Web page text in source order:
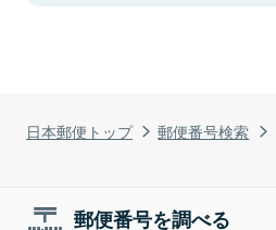
日本郵便トップ 郵便番号検索
郵便番号を調べる